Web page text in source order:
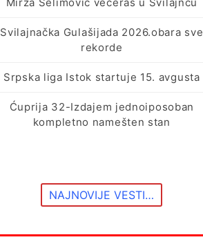
Svilajnačka Gulašijada 2026.obara sve
rekorde
Srpska liga Istok startuje 15. avgusta
Ćuprija 32-Izdajem jednoiposoban
kompletno namešten stan
NAJNOVIJE VESTI…